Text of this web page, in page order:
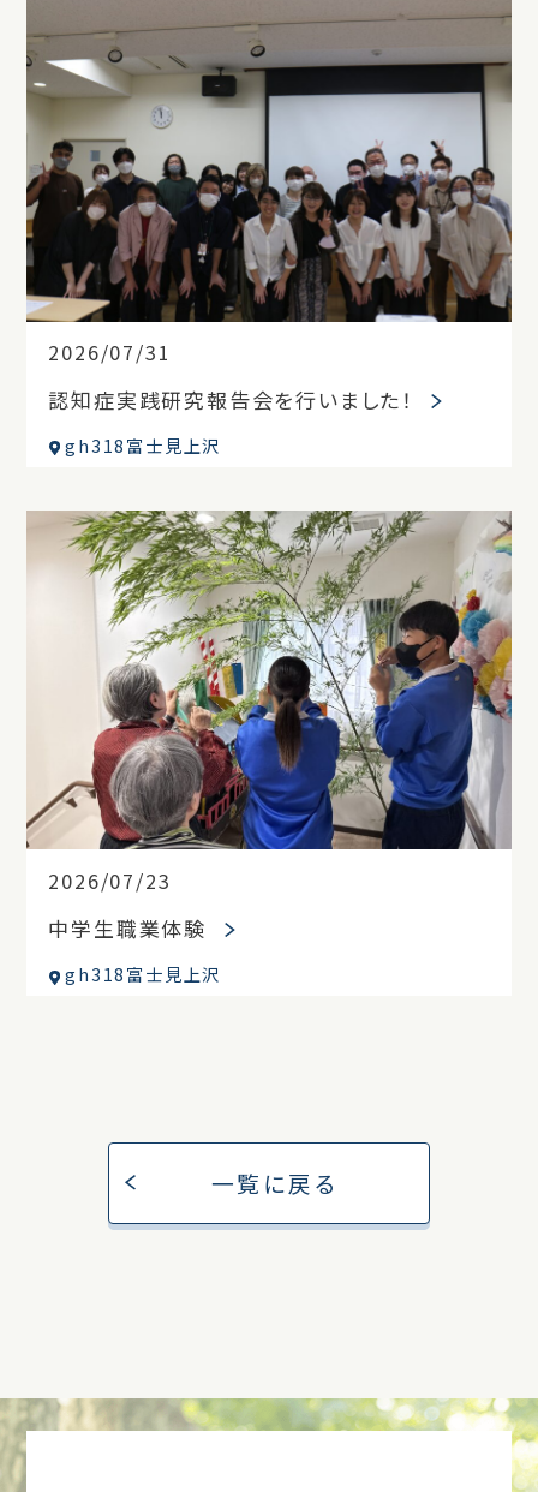
2026/07/31
認知症実践研究報告会を行いました！
gh318富士見上沢
2026/07/23
中学生職業体験
gh318富士見上沢
一覧に戻る